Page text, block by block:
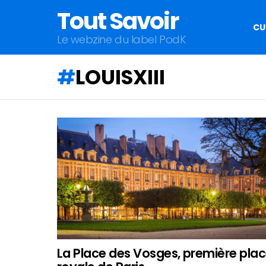
Tout Savoir
Le webzine du label PodK
LOUISXIII
QU'ALLEZ-
VOUS
APPRENDRE
AUJOURD'HUI
?
La Place des Vosges, première